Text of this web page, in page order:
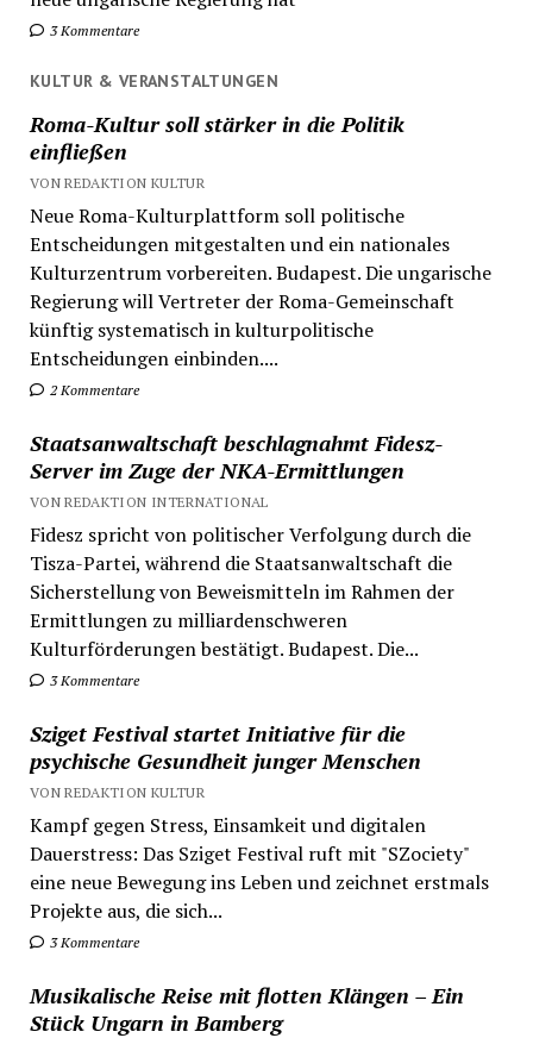
3 Kommentare
KULTUR & VERANSTALTUNGEN
Roma-Kultur soll stärker in die Politik
einfließen
VON REDAKTION KULTUR
Neue Roma-Kulturplattform soll politische
Entscheidungen mitgestalten und ein nationales
Kulturzentrum vorbereiten. Budapest. Die ungarische
Regierung will Vertreter der Roma-Gemeinschaft
künftig systematisch in kulturpolitische
Entscheidungen einbinden....
2 Kommentare
Staatsanwaltschaft beschlagnahmt Fidesz-
Server im Zuge der NKA-Ermittlungen
VON REDAKTION INTERNATIONAL
Fidesz spricht von politischer Verfolgung durch die
Tisza-Partei, während die Staatsanwaltschaft die
Sicherstellung von Beweismitteln im Rahmen der
Ermittlungen zu milliardenschweren
Kulturförderungen bestätigt. Budapest. Die...
3 Kommentare
Sziget Festival startet Initiative für die
psychische Gesundheit junger Menschen
VON REDAKTION KULTUR
Kampf gegen Stress, Einsamkeit und digitalen
Dauerstress: Das Sziget Festival ruft mit "SZociety"
eine neue Bewegung ins Leben und zeichnet erstmals
Projekte aus, die sich...
3 Kommentare
Musikalische Reise mit flotten Klängen – Ein
Stück Ungarn in Bamberg